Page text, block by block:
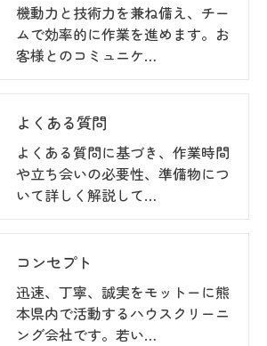
機動力と技術力を兼ね備え、チー
ムで効率的に作業を進めます。お
客様とのコミュニケ…
よくある質問
よくある質問に基づき、作業時間
や立ち会いの必要性、準備物につ
いて詳しく解説して…
コンセプト
迅速、丁寧、誠実をモットーに熊
本県内で活動するハウスクリーニ
ング会社です。若い…